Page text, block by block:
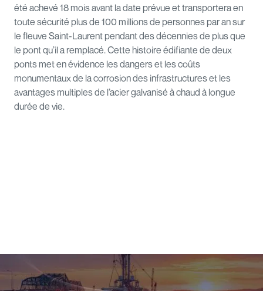
été achevé 18 mois avant la date prévue et transportera en
toute sécurité plus de 100 millions de personnes par an sur
le fleuve Saint-Laurent pendant des décennies de plus que
le pont qu’il a remplacé. Cette histoire édifiante de deux
ponts met en évidence les dangers et les coûts
monumentaux de la corrosion des infrastructures et les
avantages multiples de l’acier galvanisé à chaud à longue
durée de vie.